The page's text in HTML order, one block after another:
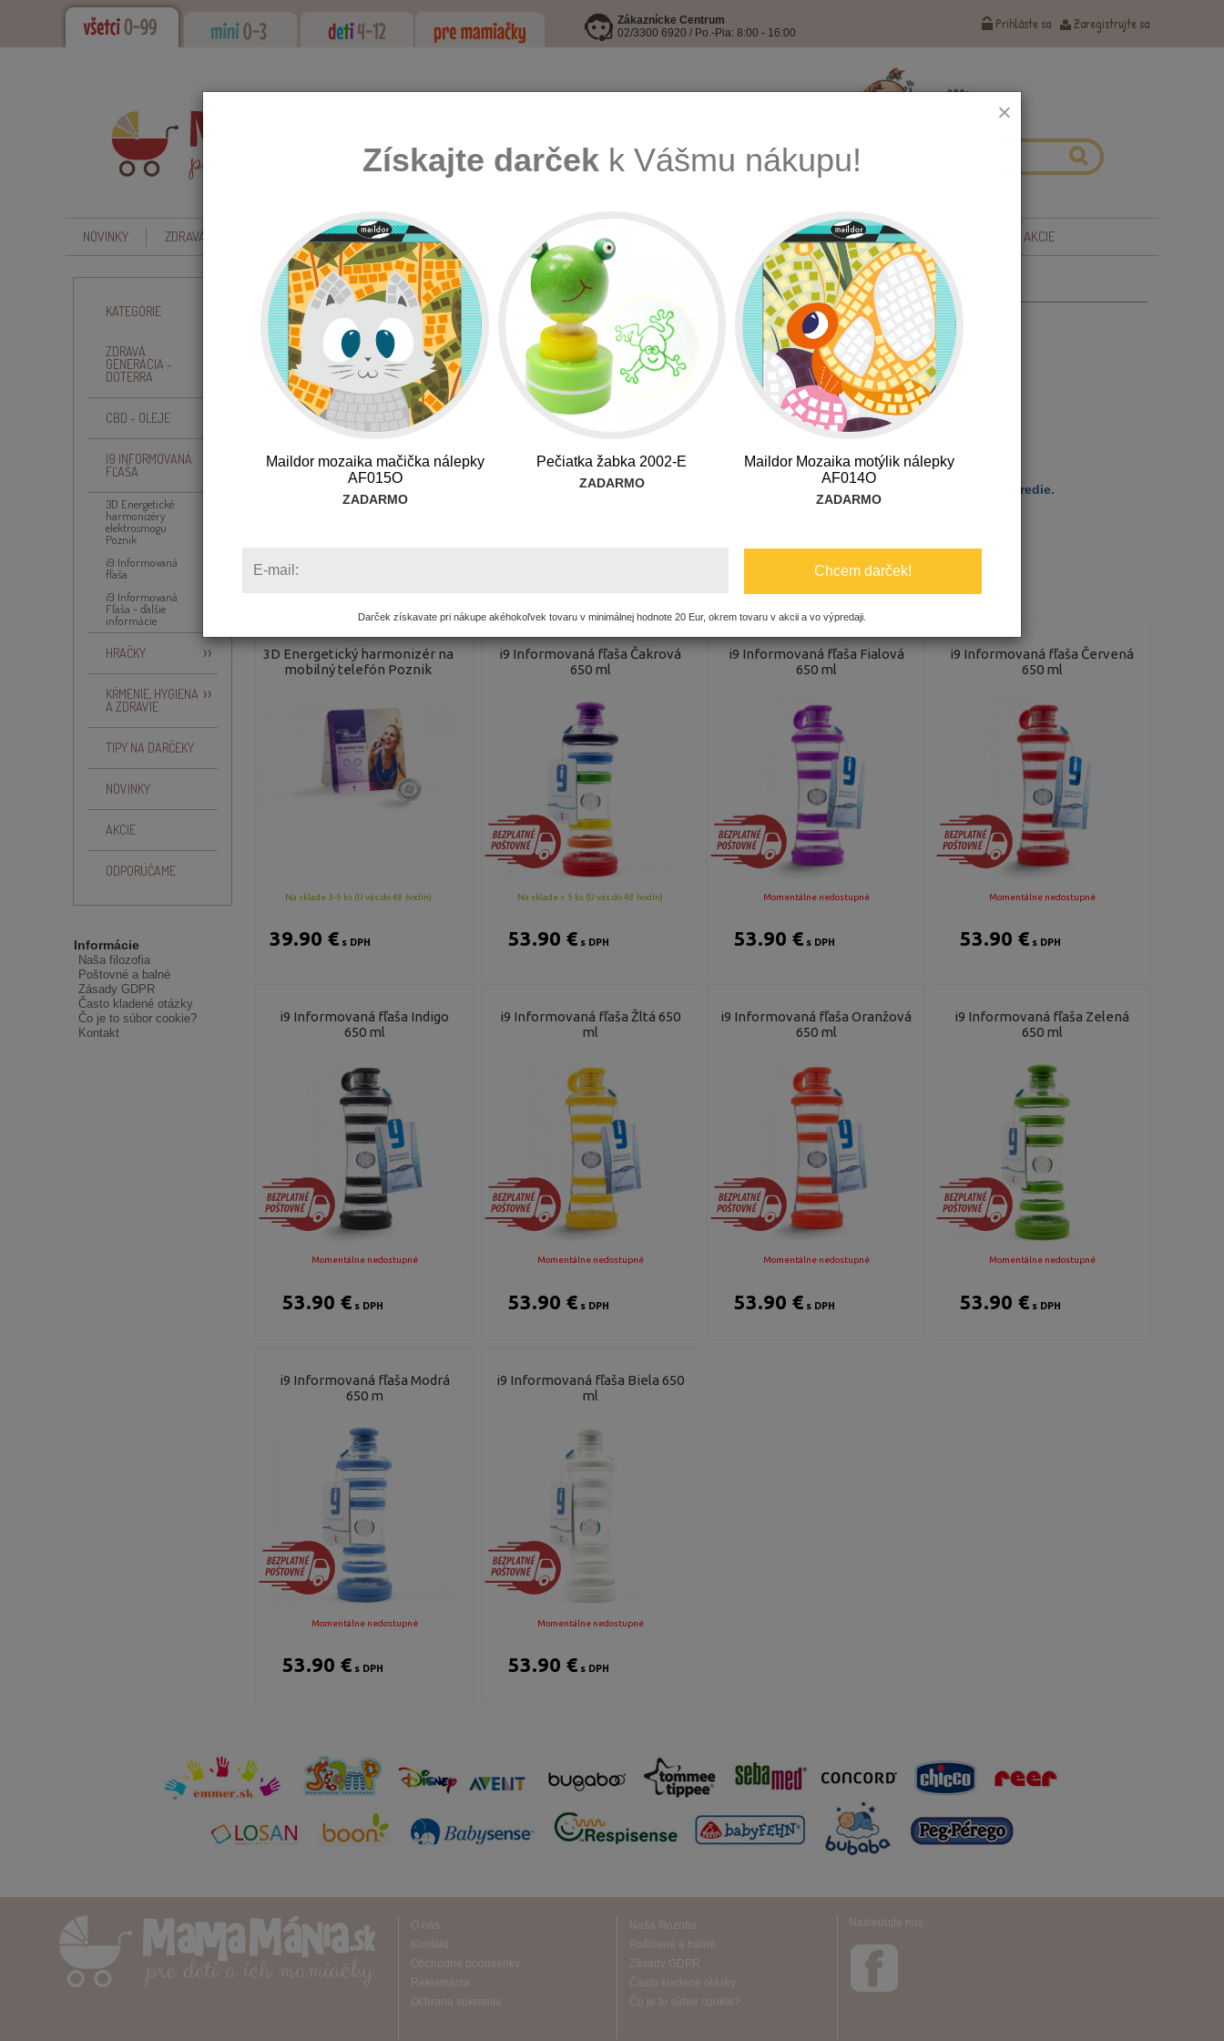
Zákaznícke Centrum
02/3300 6920 / Po.-Pia: 8:00 - 16:00
Prihláste sa Zaregistrujte sa
NOVINKY ZDRAVÁ GENERÁCIA - DOTERRA CBD - OLEJE KŔMENIE, HYGIENA A ZDRAVIE TIPY NA DARČEKY AKCIE
KATEGÓRIE
ZDRAVÁ
GENERÁCIA -
DOTERRA
CBD - OLEJE
I9 INFORMOVANÁ
FĽAŠA
3D Energetické
harmonizéry
elektrosmogu
Poznik
i9 Informovaná
fľaša
i9 Informovaná
Fľaša - ďalšie
informácie
HRAČKY
KŔMENIE, HYGIENA
A ZDRAVIE
TIPY NA DARČEKY
NOVINKY
AKCIE
ODPORÚČAME
Informácie
Naša filozofia
Poštovné a balné
Zásady GDPR
Často kladené otázky
Čo je to súbor cookie?
Kontakt
Úvod i9 INFORMOVANÁ FĽAŠA
I9 INFORMOVANÁ FĽAŠA
Používaním i9 informovanej fľaše urobíte prvý krok k zdravému životnému štýlu, zároveň šetríte životné prostredie.
3D Energetický harmonizér na
mobilný telefón Poznik
Na sklade 3-5 ks (U vás do 48 hodín)
39.90 € s DPH
i9 Informovaná fľaša Čakrová
650 ml
Na sklade > 5 ks (U vás do 48 hodín)
53.90 € s DPH
i9 Informovaná fľaša Fialová
650 ml
Momentálne nedostupné
53.90 € s DPH
i9 Informovaná fľaša Červená
650 ml
Momentálne nedostupné
53.90 € s DPH
i9 Informovaná fľaša Indigo
650 ml
Momentálne nedostupné
53.90 € s DPH
i9 Informovaná fľaša Žltá 650
ml
Momentálne nedostupné
53.90 € s DPH
i9 Informovaná fľaša Oranžová
650 ml
Momentálne nedostupné
53.90 € s DPH
i9 Informovaná fľaša Zelená
650 ml
Momentálne nedostupné
53.90 € s DPH
i9 Informovaná fľaša Modrá
650 m
Momentálne nedostupné
53.90 € s DPH
i9 Informovaná fľaša Biela 650
ml
Momentálne nedostupné
53.90 € s DPH
O nás
Kontakt
Obchodné podmienky
Reklamácia
Ochrana súkromia
Naša filozofia
Poštovné a balné
Zásady GDPR
Často kladené otázky
Čo je to súbor cookie?
Nasledujte nás
×
Získajte darček k Vášmu nákupu!
Maildor mozaika mačička nálepky
AF015O
ZADARMO
Pečiatka žabka 2002-E
ZADARMO
Maildor Mozaika motýlik nálepky
AF014O
ZADARMO
E-mail: Chcem darček!
Darček získavate pri nákupe akéhokoľvek tovaru v minimálnej hodnote 20 Eur, okrem tovaru v akcii a vo výpredaji.